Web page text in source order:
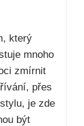
který
mnoho
zmírnit
přes
je zde
být